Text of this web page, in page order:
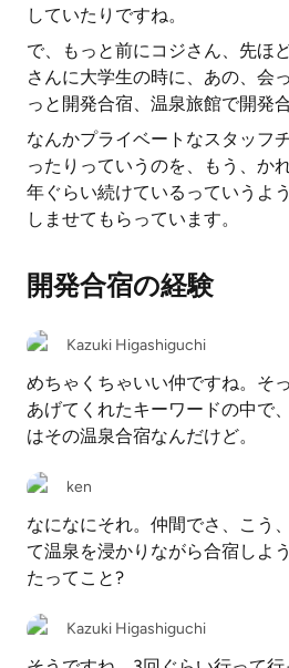
していたりですね。
で、もっと前にコジさん、先ほ
さんに大学生の時に、あの、会
っと開発合宿、温泉旅館で開発
なんかプライベートなスタッフ
ったりっていうのを、もう、か
年ぐらい続けているっていうよ
しませてもらっています。
開発合宿の経験
Kazuki Higashiguchi
めちゃくちゃいい仲ですね。そ
あげてくれたキーワードの中で
はその温泉合宿なんだけど。
ken
なになにそれ。仲間でさ、こう
て温泉を浸かりながら合宿しよ
たってこと?
Kazuki Higashiguchi